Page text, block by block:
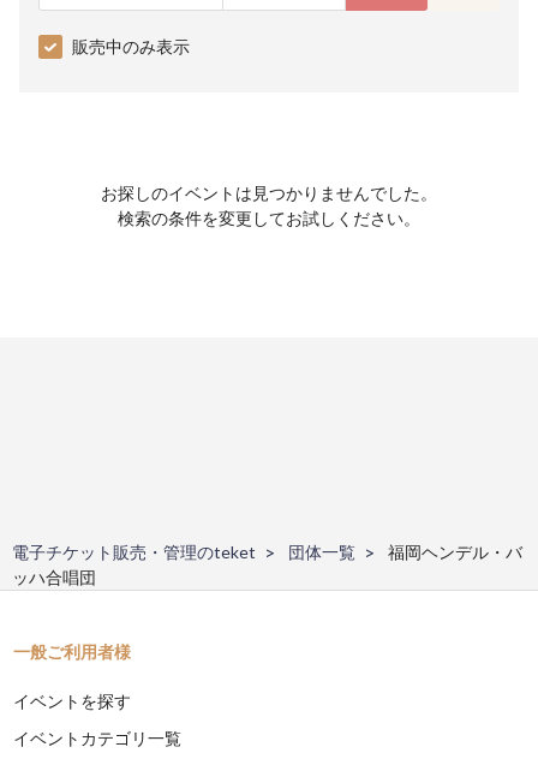
販売中のみ表示
お探しのイベントは見つかりませんでした。
検索の条件を変更してお試しください。
電子チケット販売・管理のteket 団体一覧
福岡ヘンデル・バ
ッハ合唱団
一般ご利用者様
イベントを探す
イベントカテゴリ一覧